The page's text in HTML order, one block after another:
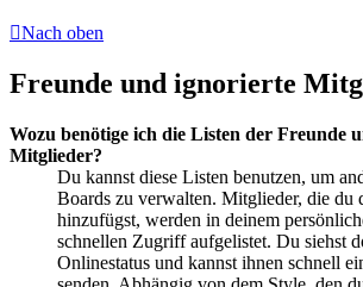
Nach oben
Freunde und ignorierte
Wozu benötige ich die Listen der Freunde
Mitglieder?
Du kannst diese Listen benutzen, um
Boards zu verwalten. Mitglieder, die du
hinzufügst, werden in deinem
schnellen Zugriff aufgelistet. Du siehst
Onlinestatus und kannst ihnen schnell